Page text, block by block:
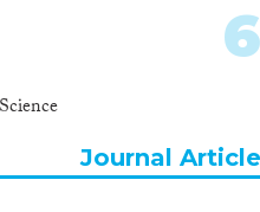
6
Journal Article